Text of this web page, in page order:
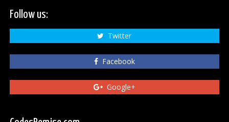
Follow us:
Twitter
Facebook
Google+